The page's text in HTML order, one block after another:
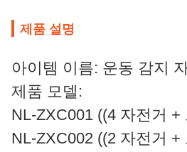
제품 설명
아이템 이름: 운동 감지
제품 모델:
NL-ZXC001 ((4 자전거 +
NL-ZXC002 ((2 자전거 +